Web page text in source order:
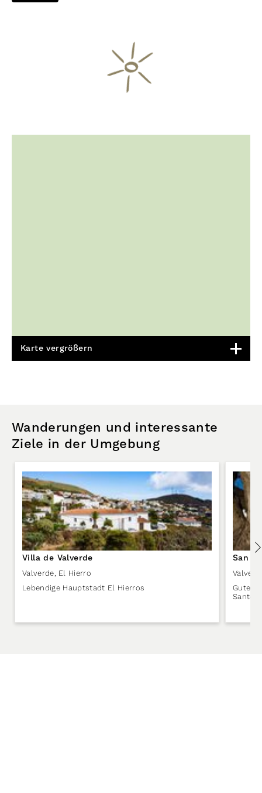
Karte vergrößern
Wanderungen und interessante
Ziele in der Umgebung
Villa de Valverde
Valverde, El Hierro
Lebendige Hauptstadt El Hierros
San
Guter
Santo